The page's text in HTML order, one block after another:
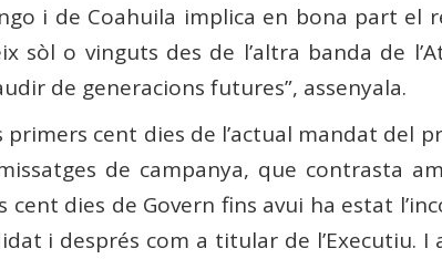
i de Coahuila implica en bona part el
sòl o vinguts des de l’altra banda de
de generacions futures”, assenyala.
primers cent dies de l’actual mandat del
de campanya, que contrasta
dies de Govern fins avui ha estat
i després com a titular de l’Executiu. I